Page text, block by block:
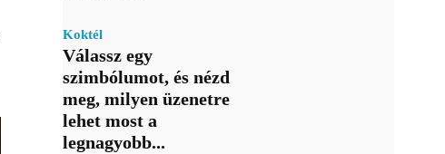
Koktél
Válassz egy
szimbólumot, és nézd
meg, milyen üzenetre
lehet most a
legnagyobb...